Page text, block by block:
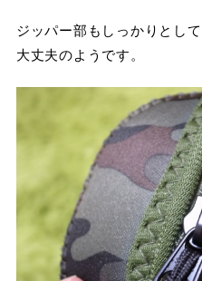
ジッパー部もしっかりとし
大丈夫のようです。